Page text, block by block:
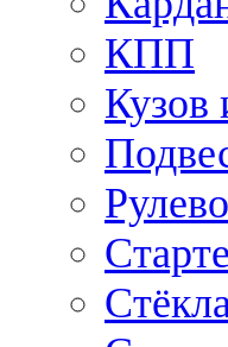
КПП
Кузов
Стёкла